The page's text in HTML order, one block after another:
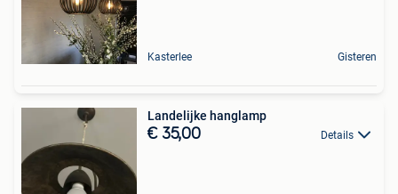
Kasterlee Gisteren
Landelijke hanglamp
€ 35,00 Details